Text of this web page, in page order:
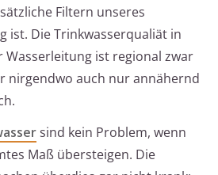
Filtern unseres
ist. Die Trinkwasserqualiät in
Wasserleitung ist regional zwar
nirgendwo auch nur annähernd
sind kein Problem, wenn
Maß übersteigen. Die